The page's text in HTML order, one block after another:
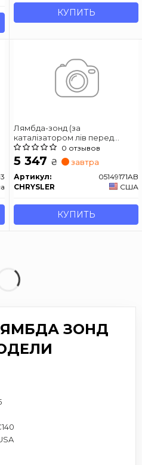
КУПИТЬ
Лямбда-зонд (за
каталізатором лів перед
каталізатором) CHRYSLER
PACIFICA, TOWN & COUNTRY,
VOYAGER V DODGE DURANGO
JEEP COMPASS, GLADIATOR,
GLADIATOR, GRAND CHEROKEE
0 отзывов
5 347 ₴ завтра
Артикул:
05149171AB
CHRYSLER
США
КУПИТЬ
ЗОНД